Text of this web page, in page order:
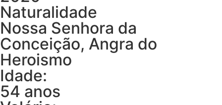
Naturalidade
Nossa Senhora da
Conceição, Angra do
Heroismo
Idade:
54 anos